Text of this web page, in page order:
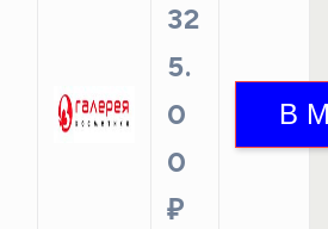
32
5.
0
0
₽